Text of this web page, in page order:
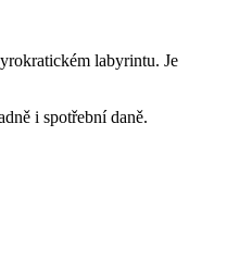
labyrintu. Je
i spotřební daně.